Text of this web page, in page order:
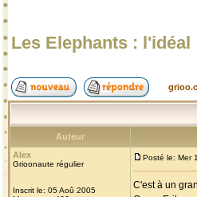
Les Elephants : l'idéal
Auteur
Alex
Grioonaute régulier
Inscrit le: 05 Aoû 2005
Posté le: Mer
C'est à un